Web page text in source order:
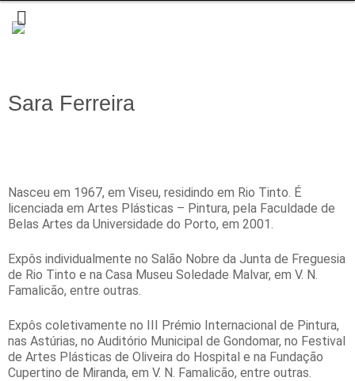
Sara Ferreira
Nasceu em 1967, em Viseu, residindo em Rio Tinto. É
licenciada em Artes Plásticas – Pintura, pela Faculdade de
Belas Artes da Universidade do Porto, em 2001.
Expôs individualmente no Salão Nobre da Junta de Freguesia
de Rio Tinto e na Casa Museu Soledade Malvar, em V. N.
Famalicão, entre outras.
Expôs coletivamente no III Prémio Internacional de Pintura,
nas Astúrias, no Auditório Municipal de Gondomar, no Festival
de Artes Plásticas de Oliveira do Hospital e na Fundação
Cupertino de Miranda, em V. N. Famalicão, entre outras.